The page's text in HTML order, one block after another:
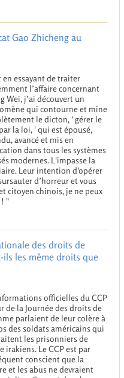
Gao Zhicheng au
en essayant de traiter
l’affaire concernant
Wei, j’ai découvert un
qui contourne et mine
le dicton, ' gérer le
la loi, ' qui est épousé,
avancé et mis en
dans tous les systèmes
modernes. L'impasse la
Leur intention d'opérer
d’horreur et vous
citoyen chinois, je ne peux
! "
des droits de
ils les même droits que
officielles du CCP
de la Journée des droits de
parlaient de leur colère à
des soldats américains qui
les prisonniers de
irakiens. Le CCP est par
conscient que la
et les abus ne devraient